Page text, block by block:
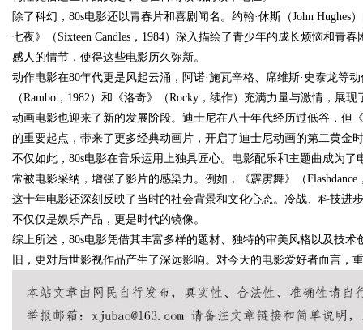
!
Bo
除了科幻，80s电影还以青春片和喜剧闻名。约翰·休斯（John Hughes
七夜》（Sixteen Candles，1984）深入描绘了青少年的成长烦恼和青
感人的情节，使得这些电影历久弥新。
动作电影在80年代更是风起云涌，阿诺·施瓦辛格、席维斯·史泰龙等
（Rambo，1982）和《洛奇》（Rocky，续作）充满力量与激情，展
动画电影也迎来了新的发展阶段。迪士尼在八十年代经历过低谷，但
的重要起点，带来了更多经典动画片，开启了迪士尼动画的第二黄金
不仅如此，80s电影在音乐运用上独具匠心。电影配乐和主题曲成为
常被电影采纳，增强了影片的感染力。例如，《霹雳舞》（
这十年电影还深刻反映了当时的社会背景和文化心态。冷战、科技进
不仅仅是娱乐产品，更是时代的镜像。
综上所述，80s电影凭借其丰富多样的题材、独特的审美风格以及技
旧，更对后世影视作品产生了深远影响。对今天的电影爱好者而言，